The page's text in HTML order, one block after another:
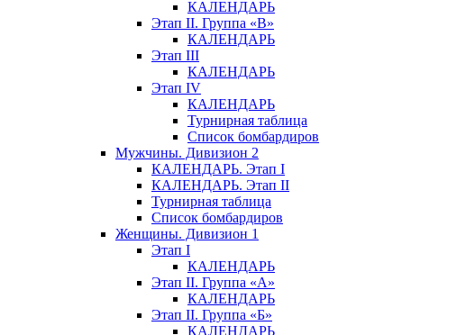
КАЛЕНДАРЬ
Этап II. Группа «В»
КАЛЕНДАРЬ
Этап III
КАЛЕНДАРЬ
Этап IV
КАЛЕНДАРЬ
Турнирная таблица
Список бомбардиров
Мужчины. Дивизион 2
КАЛЕНДАРЬ. Этап I
КАЛЕНДАРЬ. Этап II
Турнирная таблица
Список бомбардиров
Женщины. Дивизион 1
Этап I
КАЛЕНДАРЬ
Этап II. Группа «А»
КАЛЕНДАРЬ
Этап II. Группа «Б»
КАЛЕНДАРЬ